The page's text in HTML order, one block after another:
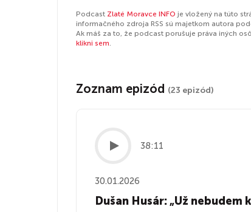
Podcast Zlaté Moravce INFO je vložený na túto
informačného zdroja RSS sú majetkom autora
Ak máš za to, že podcast porušuje práva iných
klikni sem.
Zoznam epizód (23 epizód)
38:11
30.01.2026
Dušan Husár: „Už